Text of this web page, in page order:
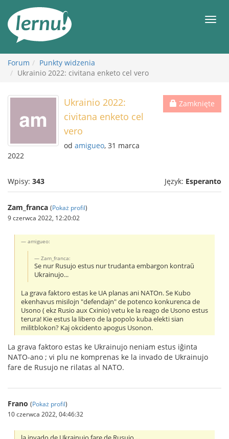
Forum
Punkty widzenia
Ukrainio 2022: civitana enketo cel vero
Zamknięte
Ukrainio 2022:
civitana enketo cel
vero
od amigueo, 31 marca
2022
Wpisy: 343 Język: Esperanto
Zam_franca (Pokaż profil)
9 czerwca 2022, 12:20:02
amigueo:
Zam_franca:
Se nur Rusujo estus nur trudanta embargon kontraŭ
Ukrainujo...
La grava faktoro estas ke UA planas ani NATOn. Se Kubo
ekenhavus misilojn "defendajn" de potenco konkurenca de
Usono ( ekz Rusio aux Cxinio) vetu ke la reago de Usono estus
terura! Kie estus la libero de la popolo kuba elekti sian
militblokon? Kaj okcidento apogus Usonon.
La grava faktoro estas ke Ukrainujo neniam estus iĝinta
NATO-ano ; vi plu ne komprenas ke la invado de Ukrainujo
fare de Rusujo ne rilatas al NATO.
Frano (Pokaż profil)
10 czerwca 2022, 04:46:32